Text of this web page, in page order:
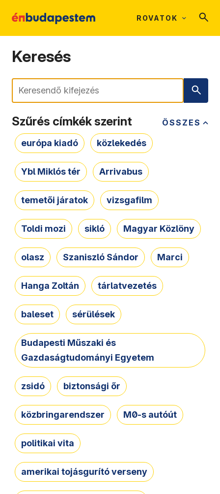
ROVATOK
Keresés
Keresés
ÖSSZES
Szűrés címkék szerint
európa kiadó közlekedés
Ybl Miklós tér Arrivabus
temetői járatok vizsgafilm
Toldi mozi sikló Magyar Közlöny
olasz Szaniszló Sándor Marci
Hanga Zoltán tárlatvezetés
baleset sérülések
Budapesti Műszaki és
Gazdaságtudományi Egyetem
zsidó biztonsági őr
közbringarendszer M0-s autóút
politikai vita
amerikai tojásgurító verseny